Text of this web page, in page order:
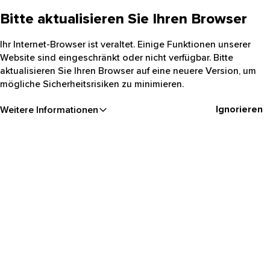
Bitte aktualisieren Sie Ihren Browser
Ihr Internet-Browser ist veraltet. Einige Funktionen unserer
Website sind eingeschränkt oder nicht verfügbar. Bitte
aktualisieren Sie Ihren Browser auf eine neuere Version, um
mögliche Sicherheitsrisiken zu minimieren.
Weitere Informationen Ignorieren